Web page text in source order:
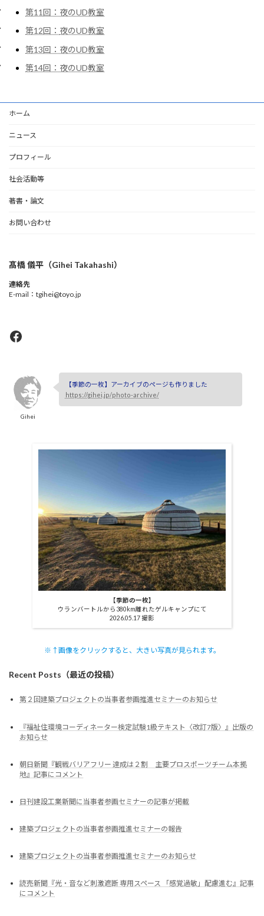
第11回：夜のUD教室
第12回： 夜のUD教室
第13回：夜のUD教室
第14回：夜のUD教室
ホーム
ニュース
プロフィール
社会活動等
著書・論文
お問い合わせ
髙橋 儀平（Gihei Takahashi）
連絡先
E-mail：tgihei@toyo.jp
Facebook
Gihei
【季節の一枚】アーカイブのページも作りました
https://gihei.jp/photo-archive/
【季節の一枚】
ウランバートルから380km離れたゲルキャンプにて
2026.05.17 撮影
※↑画像をクリックすると、大きい写真が見られます。
Recent Posts（最近の投稿）
第２回建築プロジェクトの当事者参画推進セミナーのお知らせ
『福祉住環境コーディネーター検定試験1級テキスト〈改訂7版〉』出版の
お知らせ
朝日新聞『観戦バリアフリー 達成は２割 主要プロスポーツチーム本拠
地』記事にコメント
日刊建設工業新聞に当事者参画セミナーの記事が掲載
建築プロジェクトの当事者参画推進セミナーの報告
建築プロジェクトの当事者参画推進セミナーのお知らせ
読売新聞『光・音など刺激遮断 専用スペース 「感覚過敏」配慮進む』記事
にコメント